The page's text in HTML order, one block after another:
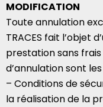
MODIFICATION
Toute annulation
TRACES fait l’objet
prestation sans frais
d’annulation sont
– Conditions de
la réalisation de la